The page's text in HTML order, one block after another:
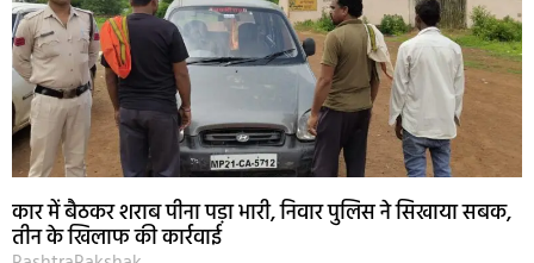
कार में बैठकर शराब पीना पड़ा भारी, निवार पुलिस ने सिखाया सबक,
तीन के खिलाफ की कार्रवाई